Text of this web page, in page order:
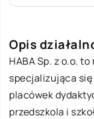
Opis
HABA Sp. z o.o.
specjalizująca
placówek
przedszkola i